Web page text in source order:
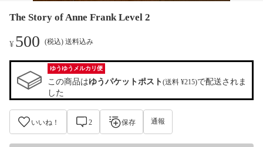
The Story of Anne Frank Level 2
¥500 (税込) 送料込み
ゆうゆうメルカリ便
この商品はゆうパケットポスト(送料 ¥215)で配送されま
した
いいね！ 2 保存 通報